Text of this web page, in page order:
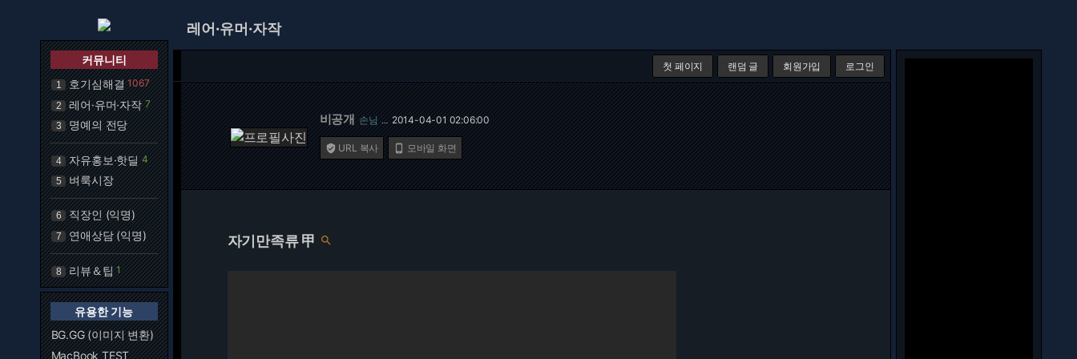
커뮤니티
1 호기심해결 1067
2 레어·유머·자작 7
3 명예의 전당
4 자유홍보·핫딜 4
5 벼룩시장
6 직장인 (익명)
7 연애상담 (익명)
8 리뷰＆팁 1
유용한 기능
BG.GG (이미지 변환)
MacBook TEST
레어·유머·자작
첫 페이지 랜덤 글 회원가입 로그인
비공개 손님 … 2014-04-01 02:06:00
 URL 복사  모바일 화면
자기만족류 甲 